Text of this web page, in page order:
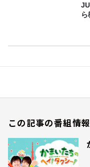
JUNK バナナ
ら
この記事の番組情報